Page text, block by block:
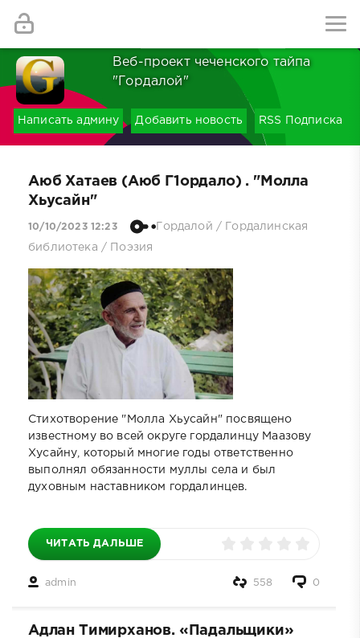
Веб-проект чеченского тайпа
"Гордалой"
Написать админу Добавить новость RSS Подписка
Аюб Хатаев (Аюб Г1ордало) . "Молла
Хьусайн"
10/10/2023 12:23 Гордалой / Гордалинская
библиотека / Поэзия
Стихотворение "Молла Хьусайн" посвящено
известному во всей округе гордалинцу Маазову
Хусайну, который многие годы ответственно
выполнял обязанности муллы села и был
духовным наставником гордалинцев.
ЧИТАТЬ ДАЛЬШЕ
admin 0
558
Адлан Тимирханов. «Падальщики»